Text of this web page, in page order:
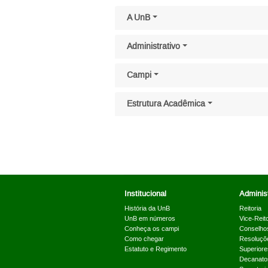
A UnB
Administrativo
Campi
Estrutura Acadêmica
Institucional
História da UnB
UnB em números
Conheça os campi
Como chegar
Estatuto e Regimento
Reitoria
Vice-